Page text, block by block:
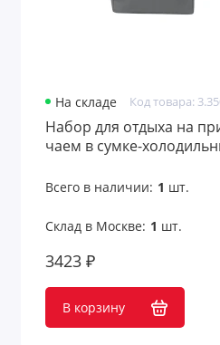
На складе Код товара:
Набор для отдыха на
чаем в сумке-
Всего в наличии: 1 шт.
Склад в Москве: 1 шт.
3423 ₽
В корзину